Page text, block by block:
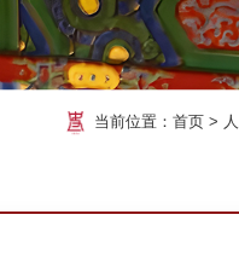
当前位置：首页 >